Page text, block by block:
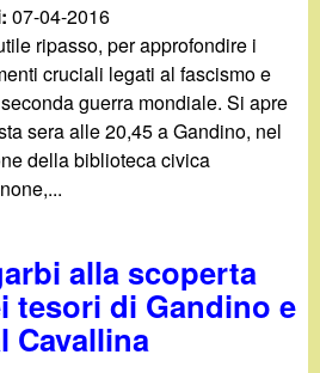
07-04-2016
ripasso, per approfondire i
cruciali legati al fascismo e
guerra mondiale. Si apre
sera alle 20,45 a Gandino, nel
della biblioteca civica
alla scoperta
tesori di Gandino e
Cavallina